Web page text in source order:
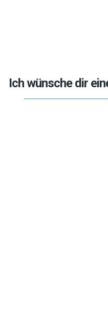
Ich wünsche dir